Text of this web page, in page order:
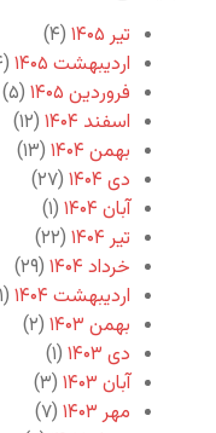
تیر ۱۴۰۵
(۴)
اردیبهشت ۱۴۰۵
(۴)
فروردین ۱۴۰۵
(۵)
اسفند ۱۴۰۴
(۱۲)
بهمن ۱۴۰۴
(۱۳)
دی ۱۴۰۴
(۲۷)
آبان ۱۴۰۴
(۱)
تیر ۱۴۰۴
(۲۲)
خرداد ۱۴۰۴
(۲۹)
اردیبهشت ۱۴۰۴
(۱)
بهمن ۱۴۰۳
(۲)
دی ۱۴۰۳
(۱)
آبان ۱۴۰۳
(۳)
مهر ۱۴۰۳
(۷)